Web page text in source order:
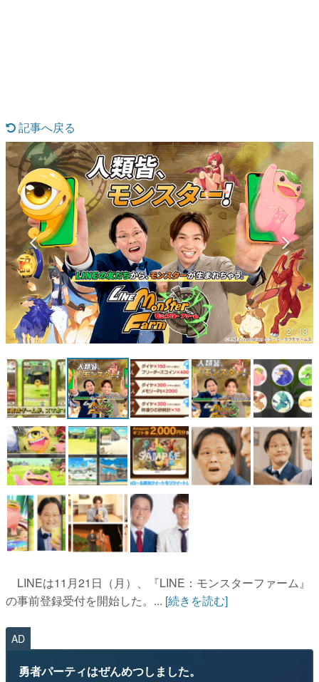
なんでゲームは面白い？
ゲーム開発者・hamatsu氏がゲームの魅力を画面や操作の
具体的な形から解き明かしていく、硬派で骨太な評論連載
です。
ゲームが変えた日本語
「経験値」「裏技」「ラスボス」… ゲームにまつわる言葉
の起源や用法の変遷を、コンピューター文化史研究家・タ
イニーP氏が徹底調査。
カテゴリ
特集記事
マンガ
女性向け
アプリレビュー
その他
電ファミニコゲーマーとは？
運営：株式会社マレ
記事へ戻る
2 / 13
LINEは11月21日（月）、『LINE：モンスターファーム』
の事前登録受付を開始した。... [続きを読む]
AD
勇者パーティはぜんめつしました。